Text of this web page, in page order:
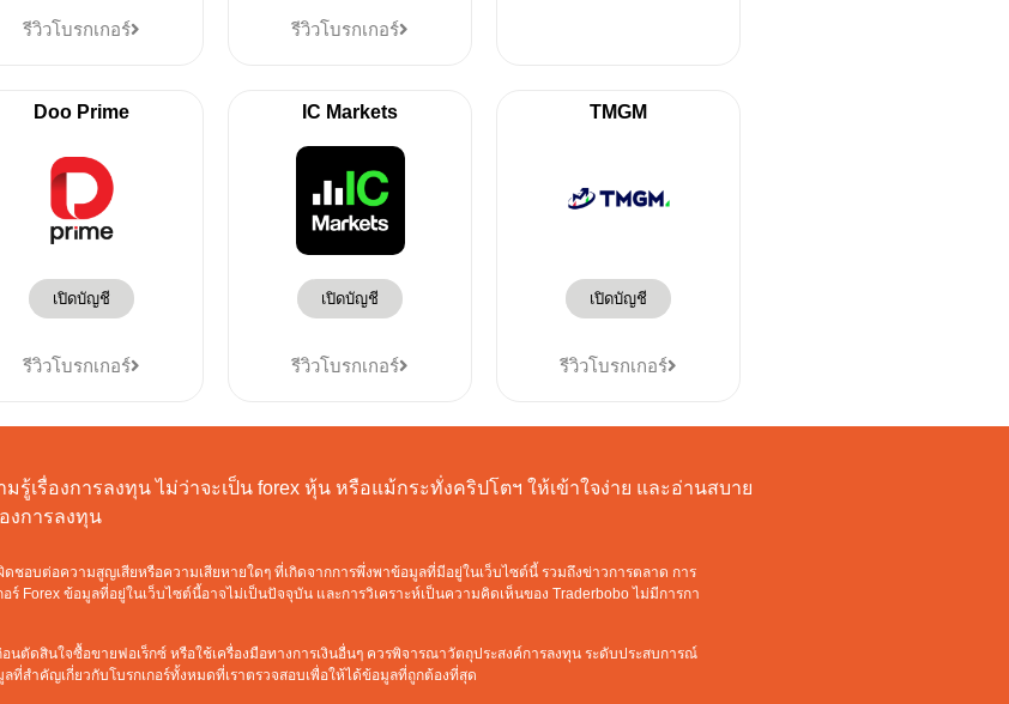
รีวิวโบรกเกอร์ รีวิวโบรกเกอร์
Doo Prime
เปิดบัญชี
รีวิวโบรกเกอร์
IC Markets
เปิดบัญชี
รีวิวโบรกเกอร์
TMGM
เปิดบัญชี
รีวิวโบรกเกอร์
รู้เรื่องการลงทุน ไม่ว่าจะเป็น forex หุ้น หรือแม้กระทั่งคริปโตฯ ให้เข้าใจง่าย และอ่านสบาย
งการลงทุน
ชอบต่อความสูญเสียหรือความเสียหายใดๆ ที่เกิดจากการพึ่งพาข้อมูลที่มีอยู่ในเว็บไซต์นี้ รวมถึงข่าวการตลาด การ
Forex ข้อมูลที่อยู่ในเว็บไซต์นี้อาจไม่เป็นปัจจุบัน และการวิเคราะห์เป็นความคิดเห็นของ Traderbobo ไม่มีการกา
นตัดสินใจซื้อขายฟอเร็กซ์ หรือใช้เครื่องมือทางการเงินอื่นๆ ควรพิจารณาวัตถุประสงค์การลงทุน ระดับประสบการณ์
ลที่สำคัญเกี่ยวกับโบรกเกอร์ทั้งหมดที่เราตรวจสอบเพื่อให้ได้ข้อมูลที่ถูกต้องที่สุด